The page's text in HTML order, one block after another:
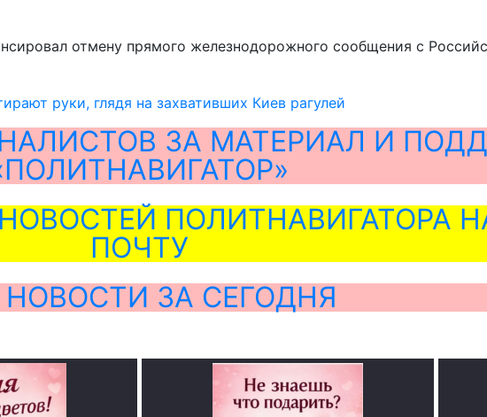
отмену прямого железнодорожного сообщения с
руки, глядя на захвативших Киев рагулей
ЗА МАТЕРИАЛ И
ПОЛИТНАВИГАТОРА
ПОЧТУ
НОВОСТИ ЗА СЕГОДНЯ